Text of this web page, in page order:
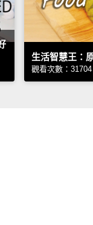
生活智慧王：
觀看次數：